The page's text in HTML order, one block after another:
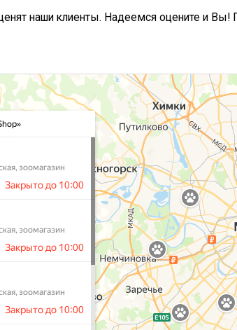
наши клиенты. Надеемся оцените и